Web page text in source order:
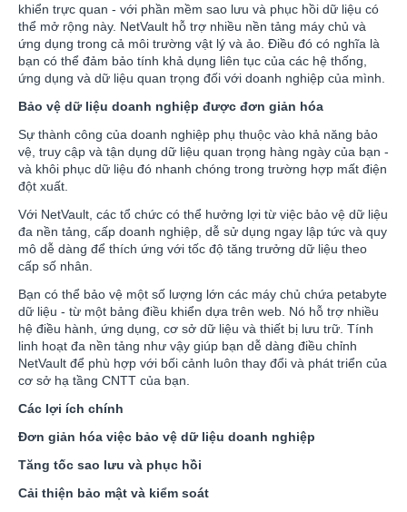
khiển trực quan - với phần mềm sao lưu và phục hồi dữ liệu có
thể mở rộng này. NetVault hỗ trợ nhiều nền tảng máy chủ và
ứng dụng trong cả môi trường vật lý và ảo. Điều đó có nghĩa là
bạn có thể đảm bảo tính khả dụng liên tục của các hệ thống,
ứng dụng và dữ liệu quan trọng đối với doanh nghiệp của mình.
Bảo vệ dữ liệu doanh nghiệp được đơn giản hóa
Sự thành công của doanh nghiệp phụ thuộc vào khả năng bảo
vệ, truy cập và tận dụng dữ liệu quan trọng hàng ngày của bạn -
và khôi phục dữ liệu đó nhanh chóng trong trường hợp mất điện
đột xuất.
Với NetVault, các tổ chức có thể hưởng lợi từ việc bảo vệ dữ liệu
đa nền tảng, cấp doanh nghiệp, dễ sử dụng ngay lập tức và quy
mô dễ dàng để thích ứng với tốc độ tăng trưởng dữ liệu theo
cấp số nhân.
Bạn có thể bảo vệ một số lượng lớn các máy chủ chứa petabyte
dữ liệu - từ một bảng điều khiển dựa trên web. Nó hỗ trợ nhiều
hệ điều hành, ứng dụng, cơ sở dữ liệu và thiết bị lưu trữ. Tính
linh hoạt đa nền tảng như vậy giúp bạn dễ dàng điều chỉnh
NetVault để phù hợp với bối cảnh luôn thay đổi và phát triển của
cơ sở hạ tầng CNTT của bạn.
Các lợi ích chính
Đơn giản hóa việc bảo vệ dữ liệu doanh nghiệp
Tăng tốc sao lưu và phục hồi
Cải thiện bảo mật và kiểm soát